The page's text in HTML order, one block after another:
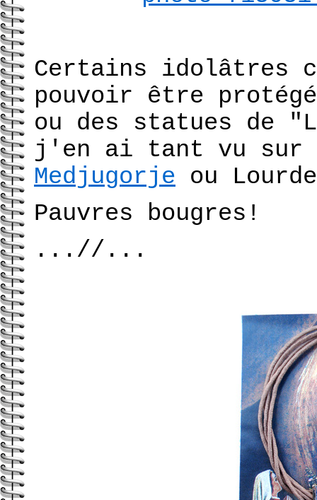
Certains idolâtres
pouvoir être
ou des statues de
j'en ai tant vu sur
Medjugorje ou
Pauvres bougres!
...//...